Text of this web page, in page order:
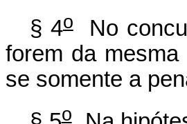
§ 4oNo
forem da
se somente a
o